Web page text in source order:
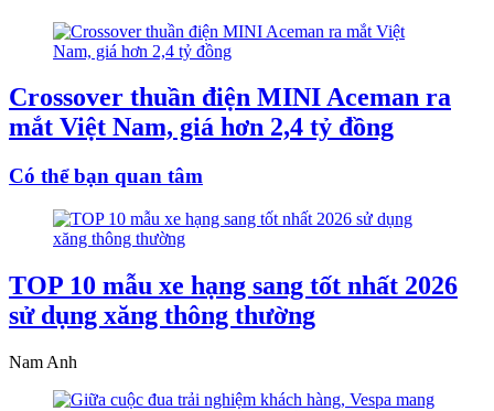
Crossover thuần điện MINI Aceman ra
mắt Việt Nam, giá hơn 2,4 tỷ đồng
Có thể bạn quan tâm
TOP 10 mẫu xe hạng sang tốt nhất 2026
sử dụng xăng thông thường
Nam Anh